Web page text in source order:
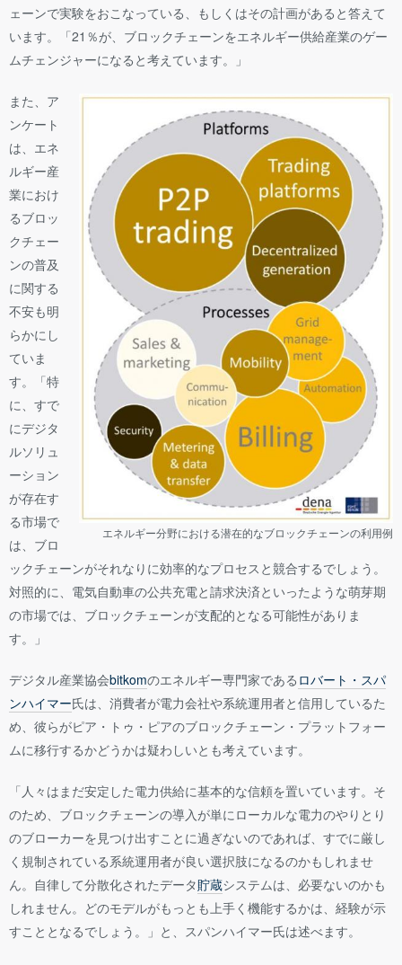
ェーンで実験をおこなっている、もしくはその計画があると答えて
います。「21％が、ブロックチェーンをエネルギー供給産業のゲー
ムチェンジャーになると考えています。」
エネルギー分野における潜在的なブロックチェーンの利用例
また、ア
ンケート
は、エネ
ルギー産
業におけ
るブロッ
クチェー
ンの普及
に関する
不安も明
らかにし
ていま
す。「特
に、すで
にデジタ
ルソリュ
ーション
が存在す
る市場で
は、ブロ
ックチェーンがそれなりに効率的なプロセスと競合するでしょう。
対照的に、電気自動車の公共充電と請求決済といったような萌芽期
の市場では、ブロックチェーンが支配的となる可能性がありま
す。」
デジタル産業協会bitkomのエネルギー専門家である ロバート・スパ
ンハイマー氏は、消費者が電力会社や系統運用者と信用しているた
め、彼らがピア・トゥ・ピアのブロックチェーン・プラットフォー
ムに移行するかどうかは疑わしいとも考えています。
「人々はまだ安定した電力供給に基本的な信頼を置いています。そ
のため、ブロックチェーンの導入が単にローカルな電力のやりとり
のブローカーを見つけ出すことに過ぎないのであれば、すでに厳し
く規制されている系統運用者が良い選択肢になるのかもしれませ
ん。自律して分散化されたデータ貯蔵システムは、必要ないのかも
しれません。どのモデルがもっとも上手く機能するかは、経験が示
すこととなるでしょう。」と、スパンハイマー氏は述べます。